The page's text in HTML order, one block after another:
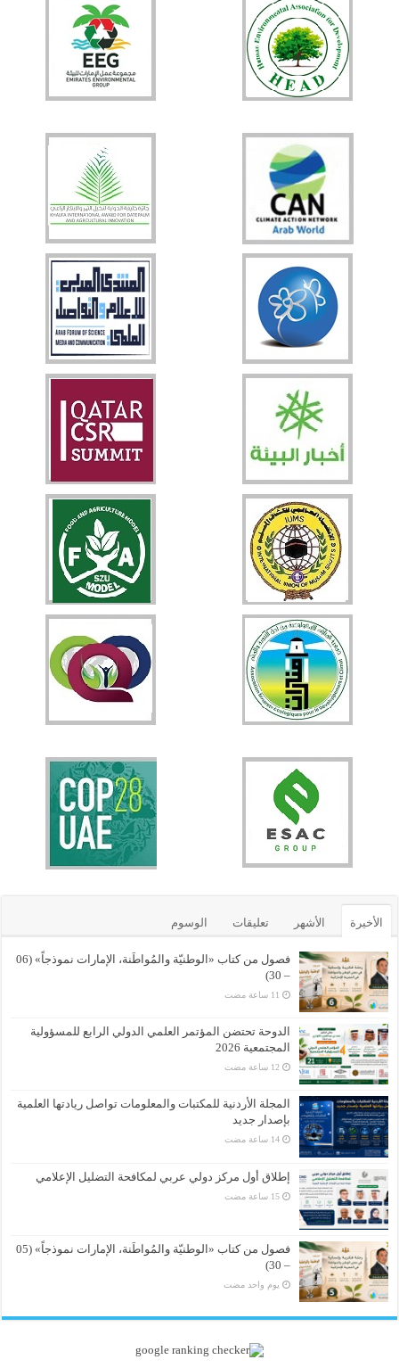
الأخيرة الأشهر تعليقات الوسوم
فصول من كتاب «الوطنيّة والمُواطَنة، الإمارات نموذجاً» (06
– 30)
الدوحة تحتضن المؤتمر العلمي الدولي الرابع للمسؤولية
المجتمعية 2026
المجلة الأردنية للمكتبات والمعلومات تواصل ريادتها العلمية
بإصدار جديد
إطلاق أول مركز دولي عربي لمكافحة التضليل الإعلامي
فصول من كتاب «الوطنيّة والمُواطَنة، الإمارات نموذجاً» (05
– 30)
‏يوم واحد مضت